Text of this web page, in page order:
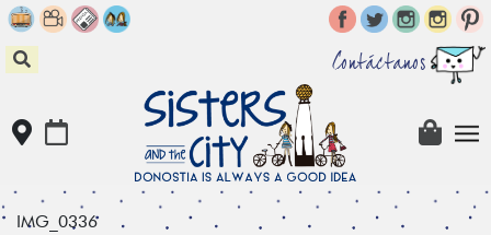
Skip
to
content
Contáctanos
IMG_0336